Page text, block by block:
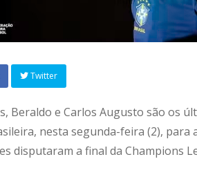
Twitter
Beraldo e Carlos Augusto são os
nesta segunda-feira (2),
disputaram a final da Champions